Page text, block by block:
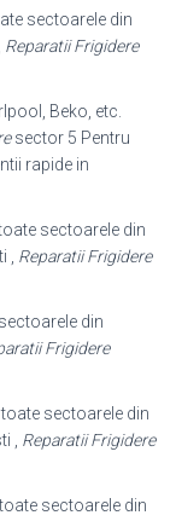
sectoarele din
Reparatii Frigidere
Beko, etc.
sector 5 Pentru
rapide in
sectoarele din
, Reparatii Frigidere
din
Frigidere
sectoarele din
, Reparatii Frigidere
sectoarele din